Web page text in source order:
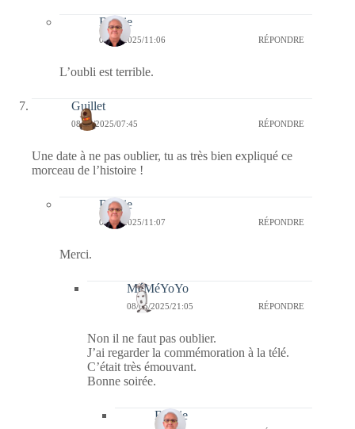
Bernie
08/05/2025/11:06 RÉPONDRE
L’oubli est terrible.
Guillet
08/05/2025/07:45 RÉPONDRE
Une date à ne pas oublier, tu as très bien expliqué ce
morceau de l’histoire !
Bernie
08/05/2025/11:07 RÉPONDRE
Merci.
MéMéYoYo
08/05/2025/21:05 RÉPONDRE
Non il ne faut pas oublier.
J’ai regarder la commémoration à la télé.
C’était très émouvant.
Bonne soirée.
Bernie